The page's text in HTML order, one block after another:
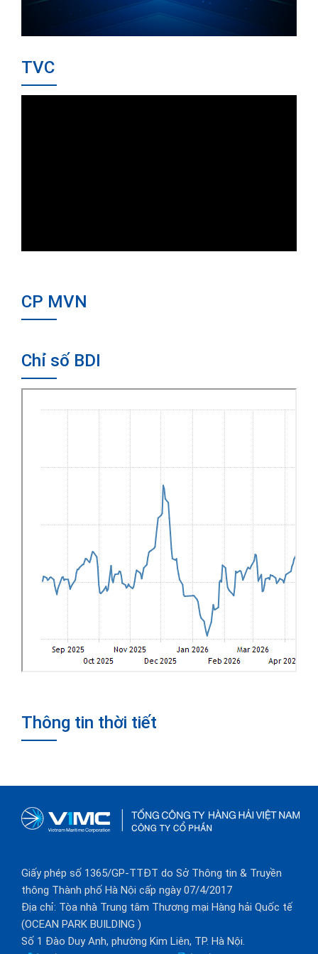
TVC
CP MVN
Chỉ số BDI
Thông tin thời tiết
Giấy phép số 1365/GP-TTĐT do Sở Thông tin & Truyền
thông Thành phố Hà Nội cấp ngày 07/4/2017
Địa chỉ: Tòa nhà Trung tâm Thương mại Hàng hải Quốc tế
(OCEAN PARK BUILDING )
Số 1 Đào Duy Anh, phường Kim Liên, TP. Hà Nội.